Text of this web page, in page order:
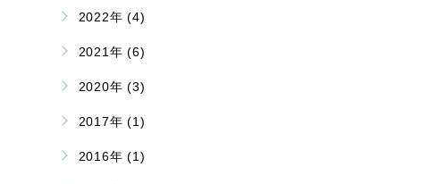
2022年 (4)
2021年 (6)
2020年 (3)
2017年 (1)
2016年 (1)